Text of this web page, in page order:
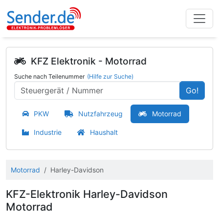
KFZ Elektronik - Motorrad
Suche nach Teilenummer (Hilfe zur Suche)
Go!
PKW Nutzfahrzeug Motorrad
Industrie Haushalt
Motorrad Harley-Davidson
KFZ-Elektronik Harley-Davidson
Motorrad